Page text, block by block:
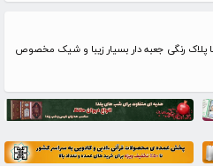
رنگی جعبه دار بسیار زیبا و شیک مخصوص